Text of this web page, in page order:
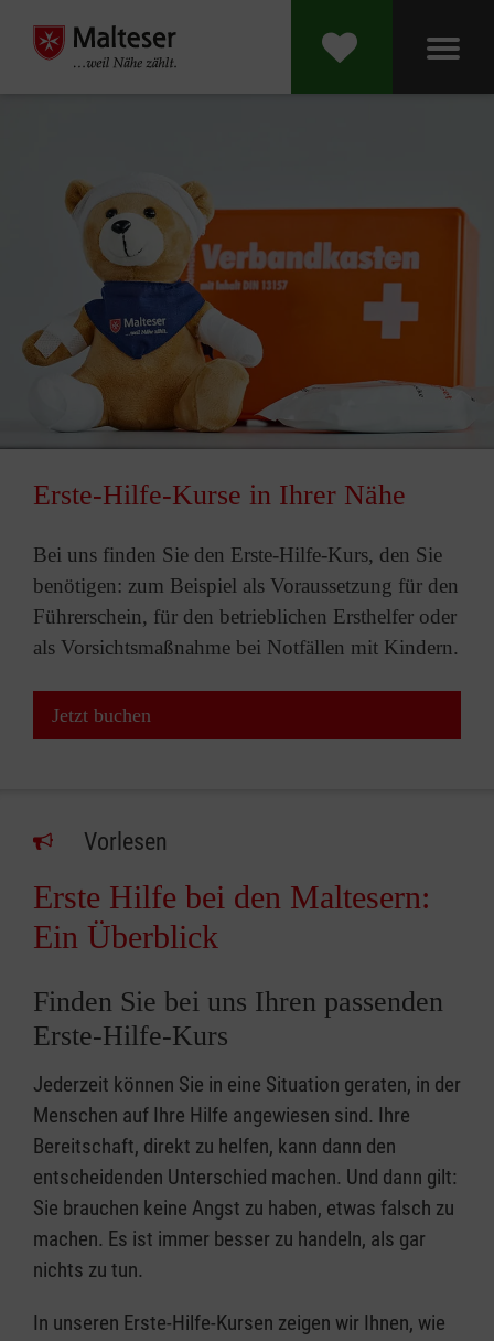
Erste-Hilfe-Kurse in Ihrer Nähe
Bei uns finden Sie den Erste-Hilfe-Kurs, den Sie
benötigen: zum Beispiel als Voraussetzung für den
Führerschein, für den betrieblichen Ersthelfer oder
als Vorsichtsmaßnahme bei Notfällen mit Kindern.
Jetzt buchen
Vorlesen
Erste Hilfe bei den Maltesern:
Ein Überblick
Finden Sie bei uns Ihren passenden
Erste-Hilfe-Kurs
Jederzeit können Sie in eine Situation geraten, in der
Menschen auf Ihre Hilfe angewiesen sind. Ihre
Bereitschaft, direkt zu helfen, kann dann den
entscheidenden Unterschied machen. Und dann gilt:
Sie brauchen keine Angst zu haben, etwas falsch zu
machen. Es ist immer besser zu handeln, als gar
nichts zu tun.
In unseren Erste-Hilfe-Kursen zeigen wir Ihnen, wie